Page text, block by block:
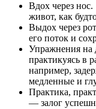
Вдох через
живот, как
Выдох через
его поток и
Упражнения на
практикуясь в
например,
медленные и
Практика,
— залог